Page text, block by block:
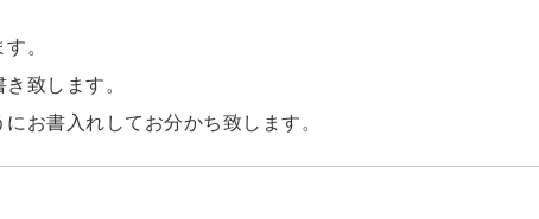
。
致します。
お書入れしてお分かち致します。